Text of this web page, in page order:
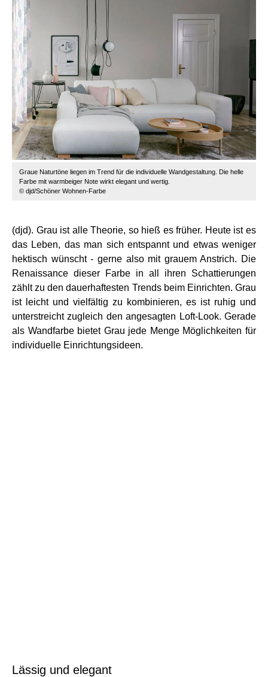
Graue Naturtöne liegen im Trend für die individuelle Wandgestaltung. Die helle
Farbe mit warmbeiger Note wirkt elegant und wertig.
© djd/Schöner Wohnen-Farbe
(djd). Grau ist alle Theorie, so hieß es früher. Heute ist es
das Leben, das man sich entspannt und etwas weniger
hektisch wünscht - gerne also mit grauem Anstrich. Die
Renaissance dieser Farbe in all ihren Schattierungen
zählt zu den dauerhaftesten Trends beim Einrichten. Grau
ist leicht und vielfältig zu kombinieren, es ist ruhig und
unterstreicht zugleich den angesagten Loft-Look. Gerade
als Wandfarbe bietet Grau jede Menge Möglichkeiten für
individuelle Einrichtungsideen.
Lässig und elegant